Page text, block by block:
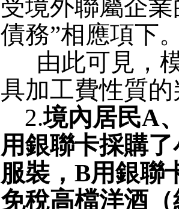
受境外聯屬企
債務”相應項下
由此可見，
具加工費性質
2.境內居民A
用銀聯卡採購
服裝， B用銀聯
免稅高檔洋酒